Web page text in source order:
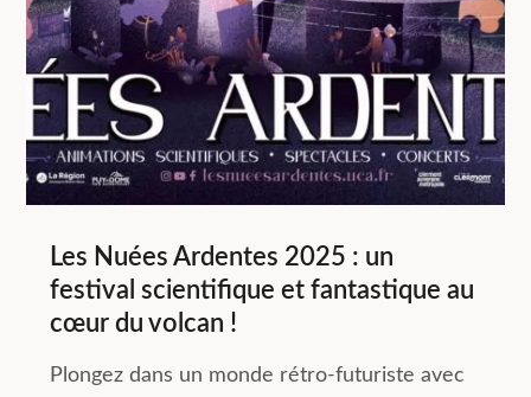
Les Nuées Ardentes 2025 : un
festival scientifique et fantastique au
cœur du volcan !
Plongez dans un monde rétro-futuriste avec